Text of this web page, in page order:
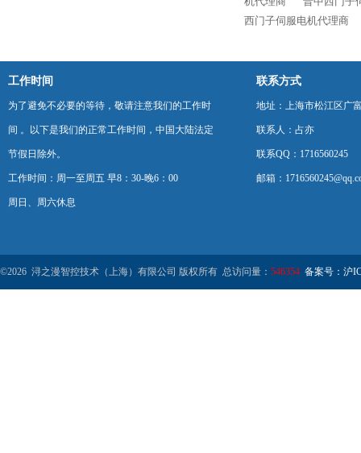
西门子伺服电机代理商
工作时间
为了避免不必要的等待，敬请注意我们的工作时
间 。以下是我们的正常工作时间，中国大陆法定
节假日除外。
工作时间：周一至周五 早8：30-晚6：00
周日、周六休息
联系方式
地址：上海市松江区广
联系人：占亦
联系QQ：1716560245
邮箱：
©2026 浔之漫智控技术（上海）有限公司 版权所有 总访问量： 546354 备案号：沪